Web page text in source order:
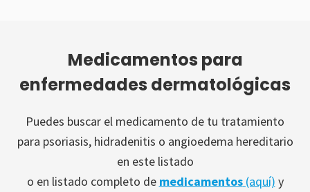
Medicamentos para
enfermedades dermatológicas
Puedes buscar el medicamento de tu tratamiento
para psoriasis, hidradenitis o angioedema hereditario
en este listado
o en listado completo de medicamentos(aquí) y